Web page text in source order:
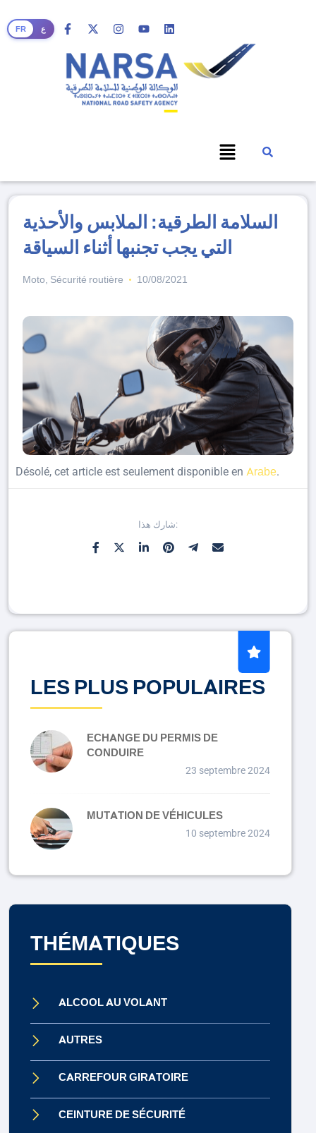
FR ع
السلامة الطرقية: الملابس والأحذية
التي يجب تجنبها أثناء السياقة
Moto Sécurité routière 10/08/2021
Désolé, cet article est seulement disponible en Arabe.
شارك هذا:
LES PLUS POPULAIRES
ECHANGE DU PERMIS DE
CONDUIRE
23 septembre 2024
MUTATION DE VÉHICULES
10 septembre 2024
THÉMATIQUES
ALCOOL AU VOLANT
AUTRES
CARREFOUR GIRATOIRE
CEINTURE DE SÉCURITÉ